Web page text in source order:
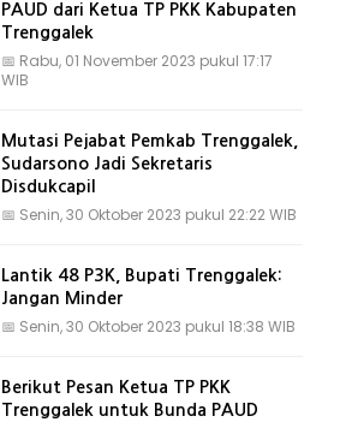
PAUD dari Ketua TP PKK Kabupaten
Trenggalek
📅 Rabu, 01 November 2023 pukul 17:17
WIB
Mutasi Pejabat Pemkab Trenggalek,
Sudarsono Jadi Sekretaris
Disdukcapil
📅 Senin, 30 Oktober 2023 pukul 22:22 WIB
Lantik 48 P3K, Bupati Trenggalek:
Jangan Minder
📅 Senin, 30 Oktober 2023 pukul 18:38 WIB
Berikut Pesan Ketua TP PKK
Trenggalek untuk Bunda PAUD